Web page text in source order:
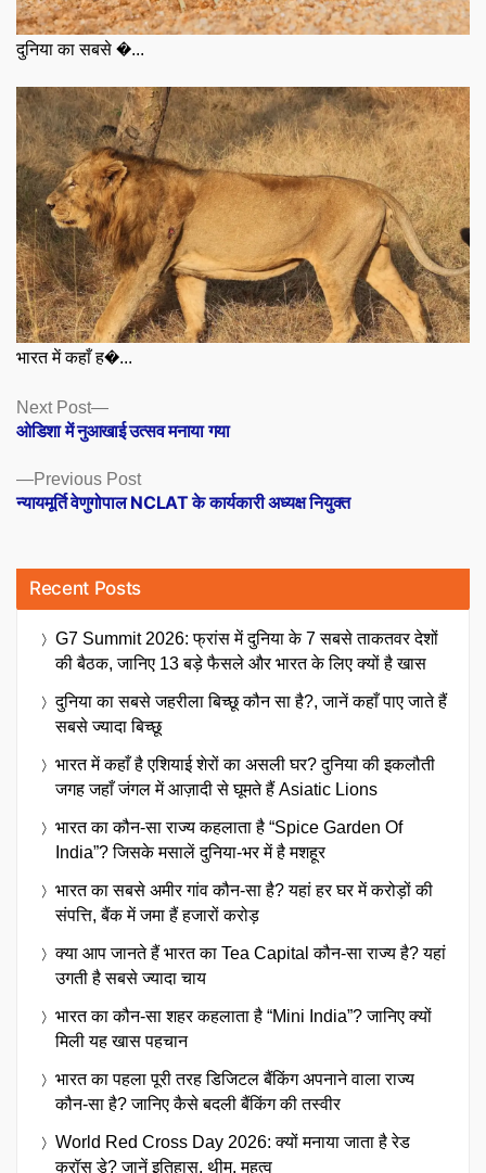
दुनिया का सबसे �...
भारत में कहाँ ह�...
Posts
navigation
Previous PostPrevious
post:
न्यायमूर्ति वेणुगोपाल NCLAT के कार्यकारी अध्यक्ष नियुक्त
Next Post
Next
post:
ओडिशा में नुआखाई उत्सव मनाया गया
Recent Posts
G7 Summit 2026: फ्रांस में दुनिया के 7 सबसे ताकतवर देशों
की बैठक, जानिए 13 बड़े फैसले और भारत के लिए क्यों है खास
दुनिया का सबसे जहरीला बिच्छू कौन सा है?, जानें कहाँ पाए जाते हैं
सबसे ज्यादा बिच्छू
भारत में कहाँ है एशियाई शेरों का असली घर? दुनिया की इकलौती
जगह जहाँ जंगल में आज़ादी से घूमते हैं Asiatic Lions
भारत का कौन-सा राज्य कहलाता है “Spice Garden Of
India”? जिसके मसालें दुनिया-भर में है मशहूर
भारत का सबसे अमीर गांव कौन-सा है? यहां हर घर में करोड़ों की
संपत्ति, बैंक में जमा हैं हजारों करोड़
क्या आप जानते हैं भारत का Tea Capital कौन-सा राज्य है? यहां
उगती है सबसे ज्यादा चाय
भारत का कौन-सा शहर कहलाता है “Mini India”? जानिए क्यों
मिली यह खास पहचान
भारत का पहला पूरी तरह डिजिटल बैंकिंग अपनाने वाला राज्य
कौन-सा है? जानिए कैसे बदली बैंकिंग की तस्वीर
World Red Cross Day 2026: क्यों मनाया जाता है रेड
क्रॉस डे? जानें इतिहास, थीम, महत्व